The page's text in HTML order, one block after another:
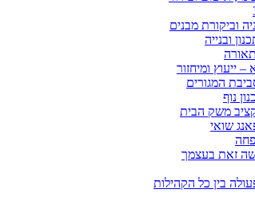
וביקורת מבנים
ובנייה
ייעוץ ומיחזור
המגורים
נוף
משק הבית
שואי
זאת בעצמך
בין כל הקהילות